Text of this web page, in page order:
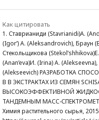
Как цитировать
1. Ставрианиди (Stavrianidi)А.
(Igor’) А. (Aleksandrovich), Браун
Стекольщикова
(Anan’eva)И. (Irina) А.
(Alekseevich) РАЗРАБОТКА
B В ЭКСТРАКТАХ ИЗ СЕМЯН
ВЫСОКОЭФФЕКТИВНОЙ
ТАНДЕМНЫМ МАСС-
Химия растительного сырья,